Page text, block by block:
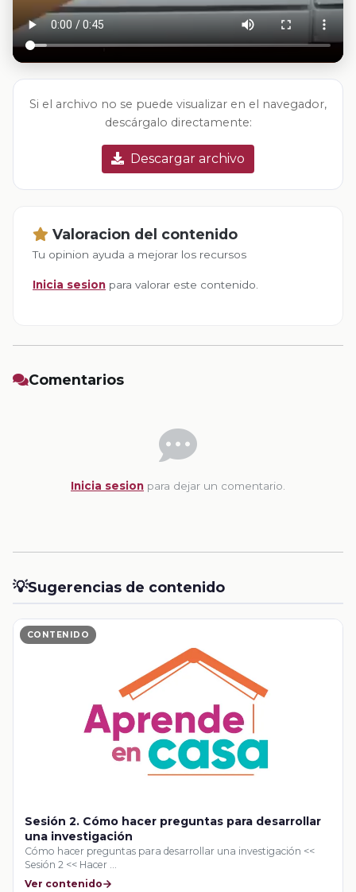
Si el archivo no se puede visualizar en el navegador,
descárgalo directamente:
Descargar archivo
Valoracion del contenido
Tu opinion ayuda a mejorar los recursos
Inicia sesion para valorar este contenido.
Comentarios
Inicia sesion para dejar un comentario.
💡Sugerencias de contenido
CONTENIDO
Sesión 2. Cómo hacer preguntas para desarrollar
una investigación
Cómo hacer preguntas para desarrollar una investigación <<
Sesión 2 << Hacer …
Ver contenido